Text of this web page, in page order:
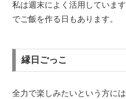
私は週末によく活用していま
でご飯を作る日もあります。
縁日ごっこ
全力で楽しみたいという方に